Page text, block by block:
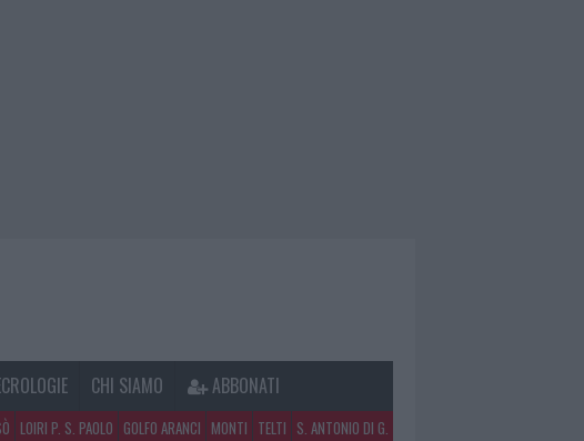
CHI SIAMO ABBONATI
LOIRI P. S. PAOLO GOLFO ARANCI MONTI TELTI S. ANTONIO DI G.